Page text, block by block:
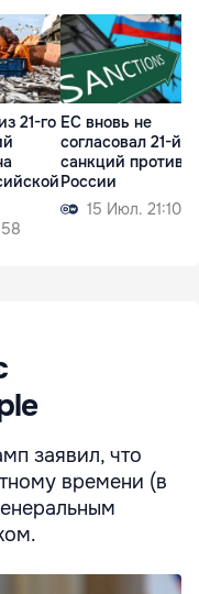
21-го ЕС вновь не
согласовал 21-й
санкций против
России
15 Июл. 21:10
заявил, что
времени (в